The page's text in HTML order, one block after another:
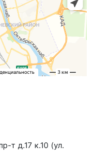
т д.17 к.10 (ул.